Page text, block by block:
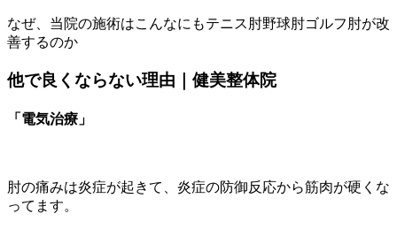
なぜ、当院の施術はこんなにもテニス肘野球肘ゴルフ肘が改
善するのか
他で良くならない理由｜健美整体院
「電気治療」
肘の痛みは炎症が起きて、炎症の防御反応から筋肉が硬くな
ってます。